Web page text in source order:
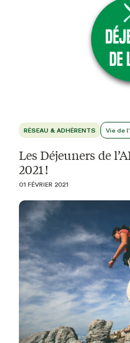
RÉSEAU & ADHÉRENTS Vie de
Les Déjeuners de
2021 !
01 FÉVRIER 2021